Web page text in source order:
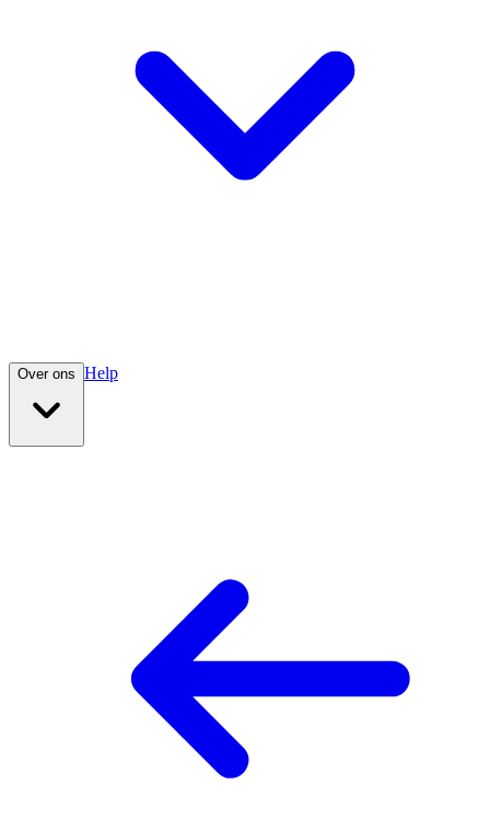
Over ons Help